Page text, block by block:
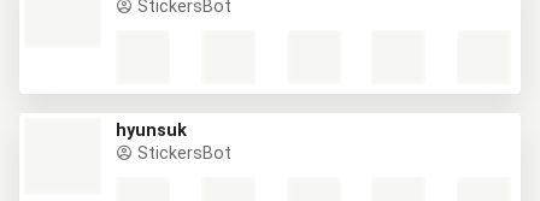
StickersBot
hyunsuk
StickersBot